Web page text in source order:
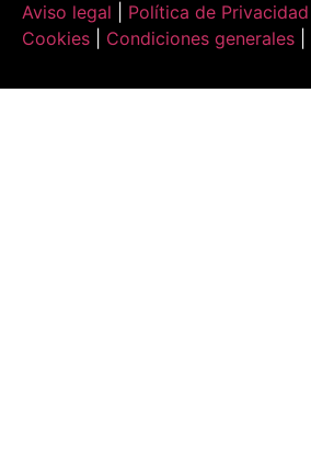
Aviso legal Política de Privacidad
Cookies
Condiciones generales